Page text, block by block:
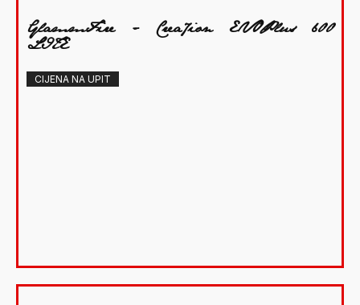
GlammFire - Crea7ion EVOPlus 600
LITE
CIJENA NA UPIT